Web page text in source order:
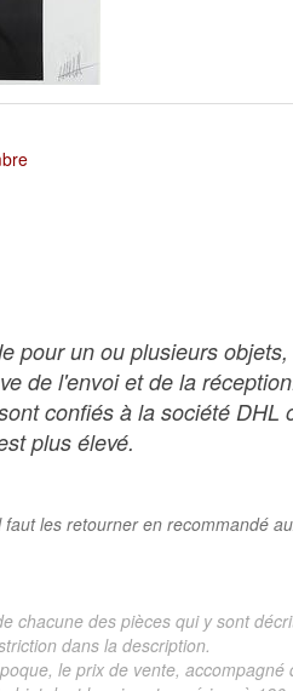
pour un ou plusieurs
de l'envoi et de la
confiés à la société DHL
plus élevé.
les retourner en recommandé
chacune des pièces qui y sont
dans la description.
le prix de vente, accompagné